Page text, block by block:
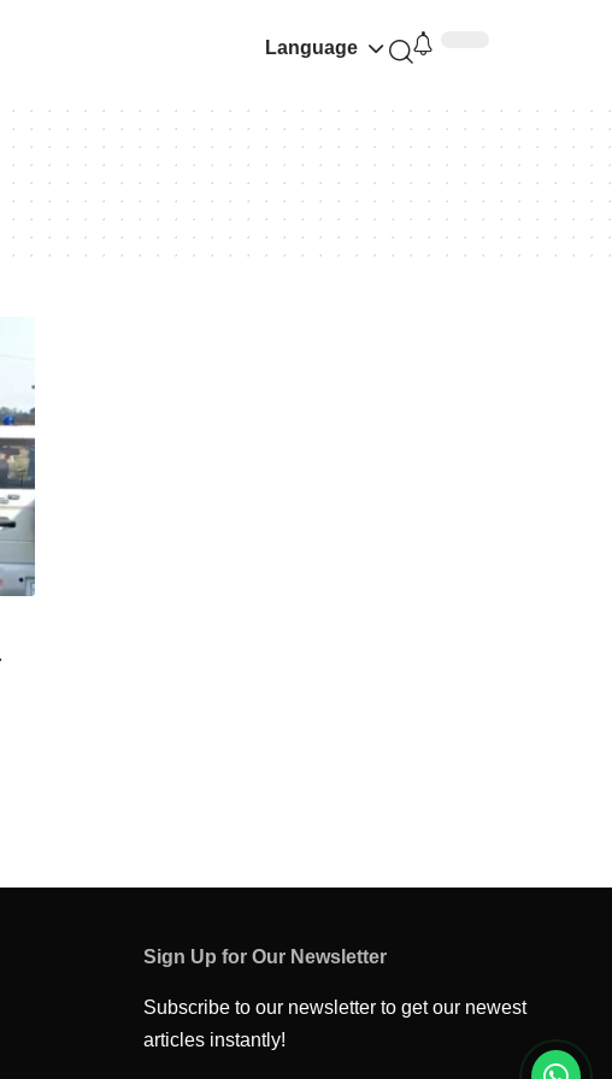
Language
Sign Up for Our Newsletter
Subscribe to our newsletter to get our newest
articles instantly!